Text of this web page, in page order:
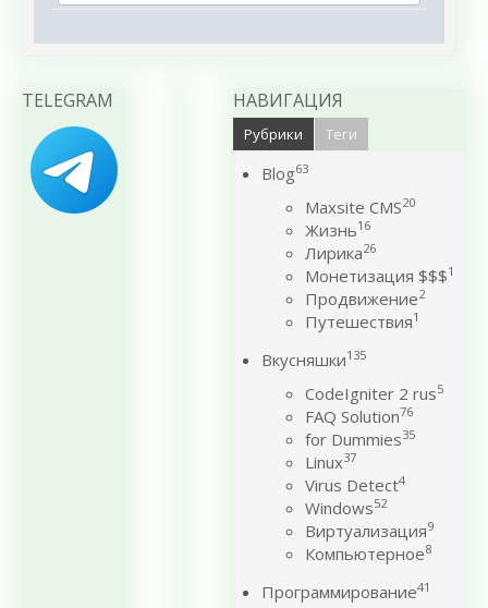
TELEGRAM НАВИГАЦИЯ
Рубрики Теги
Blog63
Maxsite CMS20
Жизнь16
Лирика26
Монетизация $$$1
Продвижение2
Путешествия1
Вкусняшки135
CodeIgniter 2 rus5
FAQ Solution76
for Dummies35
Linux37
Virus Detect4
Windows52
Виртуализация9
Компьютерное8
Программирование41